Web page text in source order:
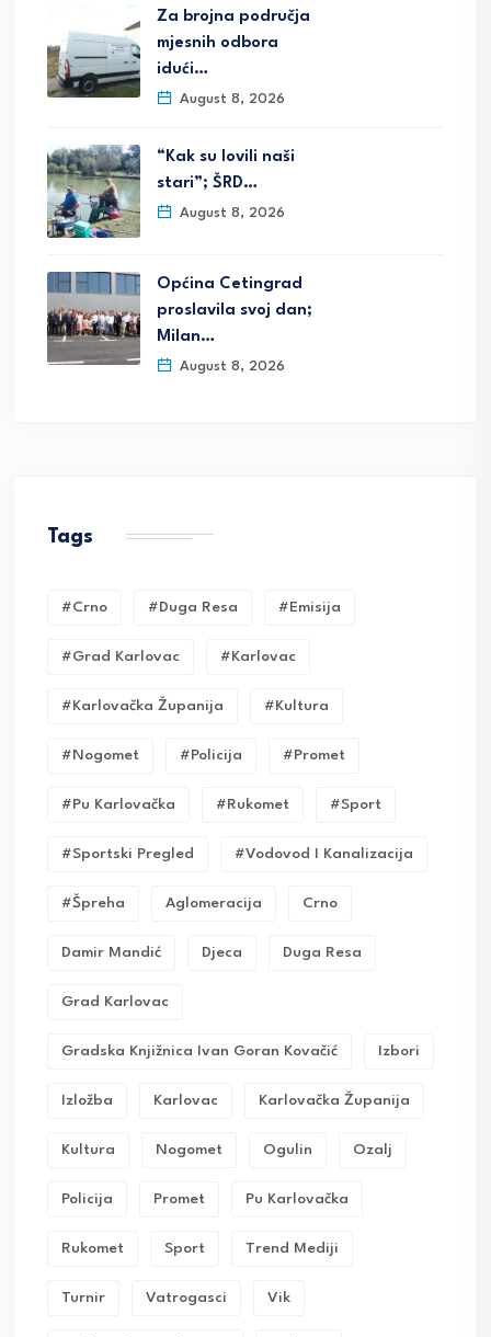
Za brojna područja
mjesnih odbora
idući…
August 8, 2026
“Kak su lovili naši
stari”; ŠRD…
August 8, 2026
Općina Cetingrad
proslavila svoj dan;
Milan…
August 8, 2026
Tags
#crno #duga Resa #emisija
#grad Karlovac #karlovac
#karlovačka Županija #kultura
#nogomet #policija #promet
#pu Karlovačka #rukomet #sport
#sportski Pregled #vodovod I Kanalizacija
#Špreha Aglomeracija Crno
Damir Mandić Djeca Duga Resa
Grad Karlovac
Gradska Knjižnica Ivan Goran Kovačić Izbori
Izložba Karlovac Karlovačka Županija
Kultura Nogomet Ogulin Ozalj
Policija Promet Pu Karlovačka
Rukomet Sport Trend Mediji
Turnir Vatrogasci Vik